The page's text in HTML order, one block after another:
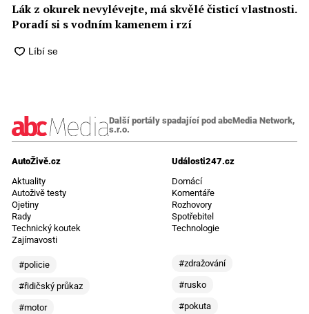
Lák z okurek nevylévejte, má skvělé čisticí vlastnosti.
Poradí si s vodním kamenem i rzí
Další portály spadající pod abcMedia Network,
s.r.o.
AutoŽivě.cz
Aktuality
Autoživě testy
Ojetiny
Rady
Technický koutek
Zajímavosti
#policie
#řidičský průkaz
#motor
Události247.cz
Domácí
Komentáře
Rozhovory
Spotřebitel
Technologie
#zdražování
#rusko
#pokuta